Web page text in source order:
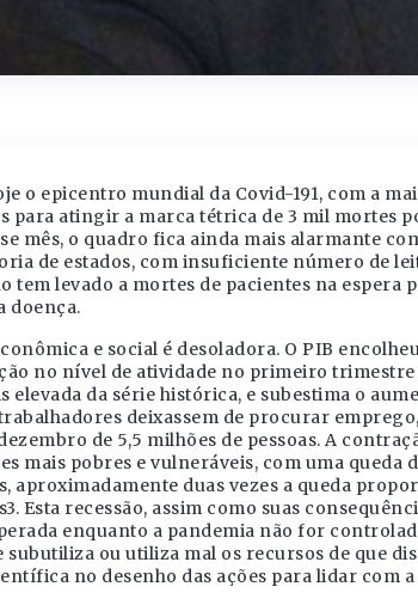
o epicentro mundial da Covid-191, com a
para atingir a marca tétrica de 3 mil mortes
mês, o quadro fica ainda mais alarmante
de estados, com insuficiente número de
tem levado a mortes de pacientes na
doença.
e social é desoladora. O PIB
no nível de atividade no primeiro trimestre
elevada da série histórica, e subestima o
deixassem de procurar
de 5,5 milhões de pessoas. A
mais pobres e vulneráveis, com uma
aproximadamente duas vezes a queda
Esta recessão, assim como suas
enquanto a pandemia não for
subutiliza ou utiliza mal os recursos de que
no desenho das ações para lidar com